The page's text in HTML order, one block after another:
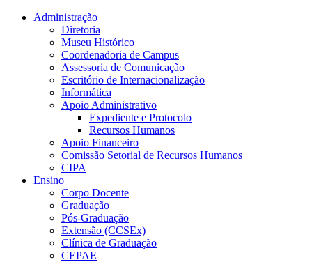
Conteúdo principal Menu principal
Administração
Diretoria
Museu Histórico
Coordenadoria de Campus
Assessoria de Comunicação
Escritório de Internacionalização
Informática
Apoio Administrativo
Expediente e Protocolo
Recursos Humanos
Apoio Financeiro
Comissão Setorial de Recursos Humanos
CIPA
Ensino
Corpo Docente
Graduação
Pós-Graduação
Extensão (CCSEx)
Clínica de Graduação
CEPAE